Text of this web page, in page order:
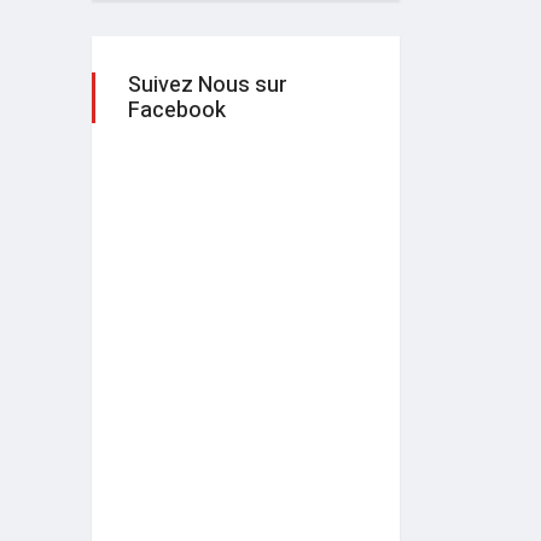
Suivez Nous sur
Facebook